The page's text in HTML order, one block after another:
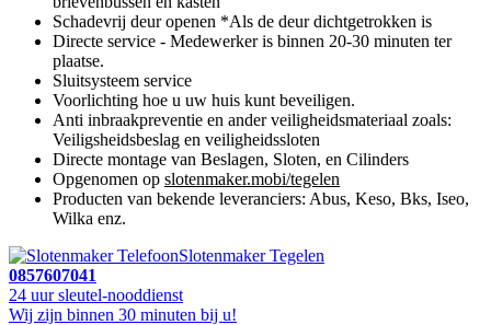
Schadevrij deur openen *Als de deur dichtgetrokken is
Directe service - Medewerker is binnen 20-30 minuten ter
plaatse.
Sluitsysteem service
Voorlichting hoe u uw huis kunt beveiligen.
Anti inbraakpreventie en ander veiligheidsmateriaal zoals:
Veiligsheidsbeslag en veiligheidssloten
Directe montage van Beslagen, Sloten, en Cilinders
Opgenomen op slotenmaker.mobi/tegelen
Producten van bekende leveranciers: Abus, Keso, Bks, Iseo,
Wilka enz.
Slotenmaker Tegelen
0857607041
24 uur sleutel-nooddienst
Wij zijn binnen 30 minuten bij u!